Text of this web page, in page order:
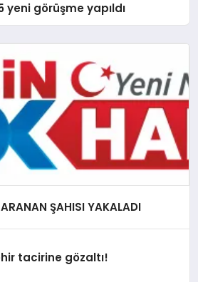
yeni görüşme yapıldı
ŞAHISI YAKALADI
tacirine gözaltı!